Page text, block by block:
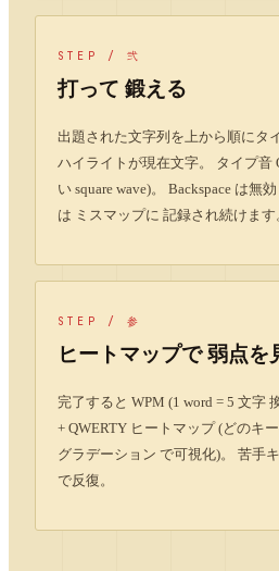
STEP /弐
打って 鍛える
出題された文字列を上から順にタ
ハイライトが現在文字。 タイプ音
い square wave)。 Backspace は無
は ミスマップに 記録され続けます
STEP /参
ヒートマップで 弱点を
完了すると WPM (1 word = 5 文字
+ QWERTY ヒートマップ (どのキ
グラデーション で可視化)。 苦手
で反復。